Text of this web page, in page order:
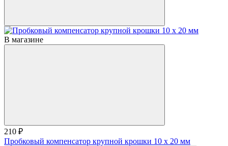
В магазине
210 ₽
Пробковый компенсатор крупной крошки 10 x 20 мм